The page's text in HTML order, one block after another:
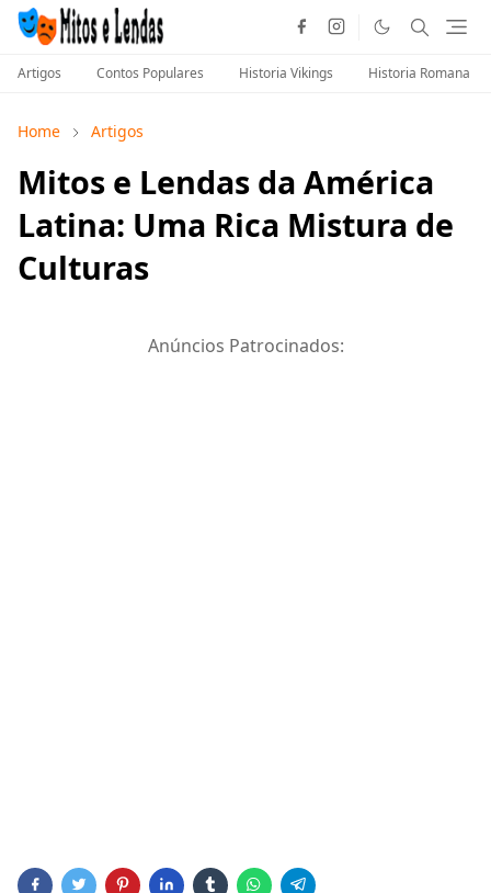
Artigos Contos Populares Historia Vikings Historia Romana
Home Artigos
Mitos e Lendas da América
Latina: Uma Rica Mistura de
Culturas
Anúncios Patrocinados: